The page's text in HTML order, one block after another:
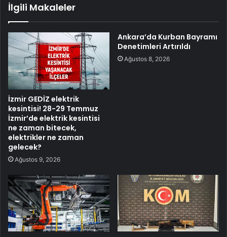
İlgili Makaleler
İzmir GEDİZ elektrik
kesintisi! 28-29 Temmuz
İzmir’de elektrik kesintisi
ne zaman bitecek,
elektrikler ne zaman
gelecek?
Ağustos 9, 2026
Ankara’da Kurban Bayramı
Denetimleri Artırıldı
Ağustos 8, 2026